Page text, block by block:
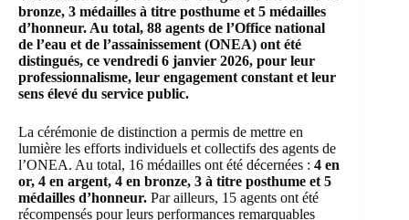
bronze, 3 médailles à titre posthume et 5 médailles
d’honneur. Au total, 88 agents de l’Office national
de l’eau et de l’assainissement (ONEA) ont été
distingués, ce vendredi 6 janvier 2026, pour leur
professionnalisme, leur engagement constant et leur
sens élevé du service public.
La cérémonie de distinction a permis de mettre en
lumière les efforts individuels et collectifs des agents de
l’ONEA. Au total, 16 médailles ont été décernées : 4 en
or, 4 en argent, 4 en bronze, 3 à titre posthume et 5
médailles d’honneur. Par ailleurs, 15 agents ont été
récompensés pour leurs performances remarquables